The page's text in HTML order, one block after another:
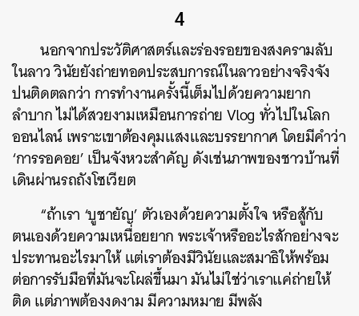
4
นอกจากประวัติศาสตร์และร่องรอยของสงครามลับ
ในลาว วินัยยังถ่ายทอดประสบการณ์ในลาวอย่างจริงจัง
ปนติดตลกว่า การทำงานครั้งนี้เต็มไปด้วยความยาก
ลำบาก ไม่ได้สวยงามเหมือนการถ่าย Vlog ทั่วไปในโลก
ออนไลน์ เพราะเขาต้องคุมแสงและบรรยากาศ โดยมีคำว่า
‘การรอคอย’ เป็นจังหวะสำคัญ ดังเช่นภาพของชาวบ้านที่
เดินผ่านรถถังโซเวียต
“ถ้าเรา ‘บูชายัญ’ ตัวเองด้วยความตั้งใจ หรือสู้กับ
ตนเองด้วยความเหนื่อยยาก พระเจ้าหรืออะไรสักอย่างจะ
ประทานอะไรมาให้ แต่เราต้องมีวินัยและสมาธิให้พร้อม
ต่อการรับมือที่มันจะโผล่ขึ้นมา มันไม่ใช่ว่าเราแค่ถ่ายให้
ติด แต่ภาพต้องงดงาม มีความหมาย มีพลัง